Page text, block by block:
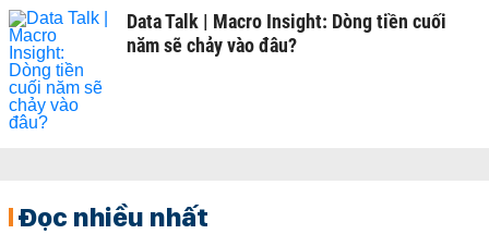
Data Talk | Macro Insight: Dòng tiền cuối
năm sẽ chảy vào đâu?
Đọc nhiều nhất